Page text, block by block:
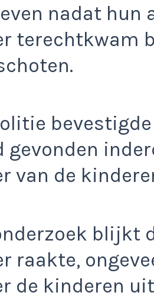
nadat hun
terechtkwam
gevonden
van de
blijkt
raakte,
de kinderen